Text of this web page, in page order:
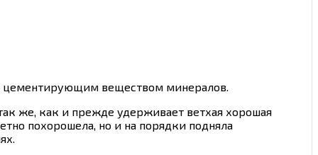
цементирующим веществом минералов.
же, как и прежде удерживает ветхая хорошая
похорошела, но и на порядки подняла